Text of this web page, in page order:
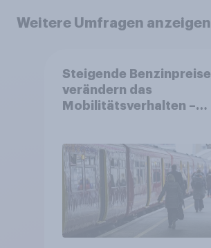
Weitere Umfragen anzeigen
Steigende Benzinpreise
verändern das
Mobilitätsverhalten –
auf öffentliche
Verkehrsmittel um